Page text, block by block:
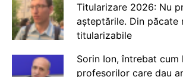
Titularizare 2026: Nu
așteptările. Din păcate
titularizabile
Sorin Ion, întrebat cum
profesorilor care dau